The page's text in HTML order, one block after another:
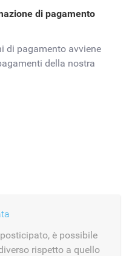
di pagamento
di pagamento avviene
della nostra
è possibile
rispetto a quello